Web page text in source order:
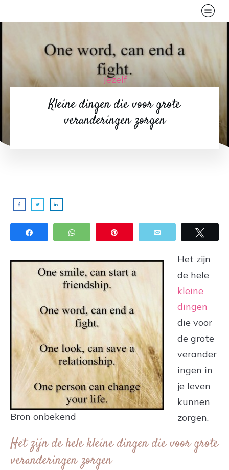
Jezelf
Kleine dingen die voor grote
veranderingen zorgen
WhatsApp
Bron onbekend
Het zijn
de hele
kleine
dingen
die voor
de grote
verander
ingen in
je leven
kunnen
zorgen.
Het zijn de hele kleine dingen die voor grote
veranderingen zorgen